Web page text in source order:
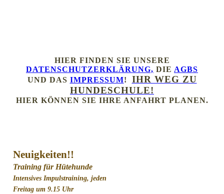
HIER FINDEN SIE UNSERE
DATENSCHUTZERKLÄRUNG, DIE AGBS
UND DAS IMPRESSUM! IHR WEG ZU
HUNDESCHULE!
HIER KÖNNEN SIE IHRE ANFAHRT PLANEN.
Neuigkeiten!!
Training für Hütehunde
Intensives Impulstraining, jeden
Freitag um 9.15 Uhr